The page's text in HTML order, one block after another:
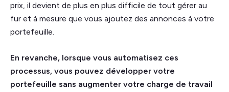
prix, il devient de plus en plus difficile de tout gérer au
fur et à mesure que vous ajoutez des annonces à votre
portefeuille.
En revanche, lorsque vous automatisez ces
processus, vous pouvez développer votre
portefeuille sans augmenter votre charge de travail